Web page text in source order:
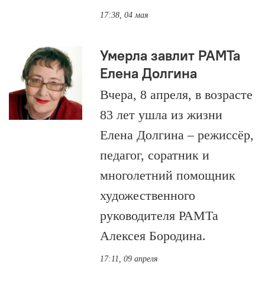
17:38, 04 мая
Умерла завлит РАМТа
Елена Долгина
Вчера, 8 апреля, в возрасте
83 лет ушла из жизни
Елена Долгина – режиссёр,
педагог, соратник и
многолетний помощник
художественного
руководителя РАМТа
Алексея Бородина.
17:11, 09 апреля